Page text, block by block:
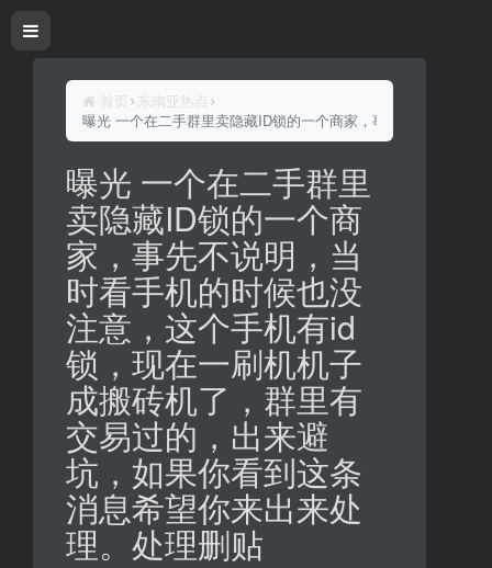
首页
东南亚热点
曝光 一个在二手群里卖隐藏ID锁的一个商家，事先不说明，当
曝光 一个在二手群里
卖隐藏ID锁的一个商
家，事先不说明，当
时看手机的时候也没
注意，这个手机有id
锁，现在一刷机机子
成搬砖机了，群里有
交易过的，出来避
坑，如果你看到这条
消息希望你来出来处
理。处理删贴